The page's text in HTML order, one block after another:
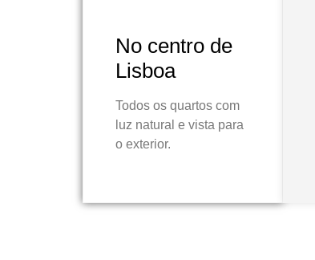
No centro de
Lisboa
Todos os quartos com
luz natural e vista para
o exterior.